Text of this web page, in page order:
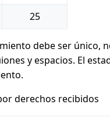
25
debe ser único,
y espacios. El
derechos recibidos